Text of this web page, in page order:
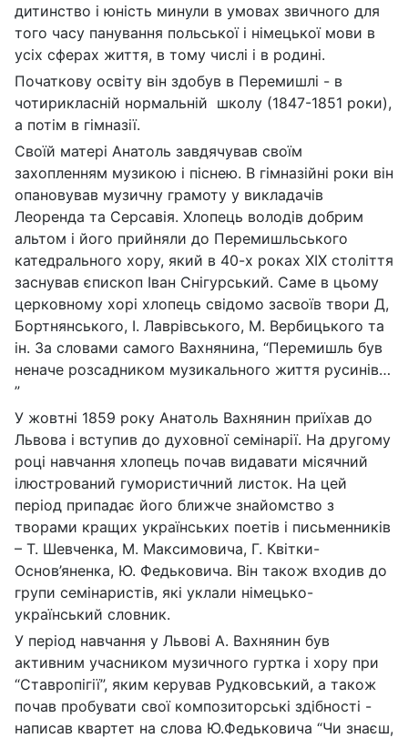
дитинство і юність минули в умовах звичного для
того часу панування польської і німецької мови в
усіх сферах життя, в тому числі і в родині.
Початкову освіту він здобув в Перемишлі - в
чотирикласній нормальній школу (1847-1851 роки),
а потім в гімназії.
Своїй матері Анатоль завдячував своїм
захопленням музикою і піснею. В гімназійні роки він
опановував музичну грамоту у викладачів
Леоренда та Серсавія. Хлопець володів добрим
альтом і його прийняли до Перемишльського
катедрального хору, який в 40-х роках ХІХ століття
заснував єпископ Іван Снігурський. Саме в цьому
церковному хорі хлопець свідомо засвоїв твори Д,
Бортнянського, І. Лаврівського, М. Вербицького та
ін. За словами самого Вахнянина, “Перемишль був
неначе розсадником музикального життя русинів…
”
У жовтні 1859 року Анатоль Вахнянин приїхав до
Львова і вступив до духовної семінарії. На другому
році навчання хлопець почав видавати місячний
ілюстрований гумористичний листок. На цей
період припадає його ближче знайомство з
творами кращих українських поетів і письменників
– Т. Шевченка, М. Максимовича, Г. Квітки-
Основ’яненка, Ю. Федьковича. Він також входив до
групи семінаристів, які уклали німецько-
український словник.
У період навчання у Львові А. Вахнянин був
активним учасником музичного гуртка і хору при
“Ставропігії”, яким керував Рудковський, а також
почав пробувати свої композиторські здібності -
написав квартет на слова Ю.Федьковича “Чи знаєш,